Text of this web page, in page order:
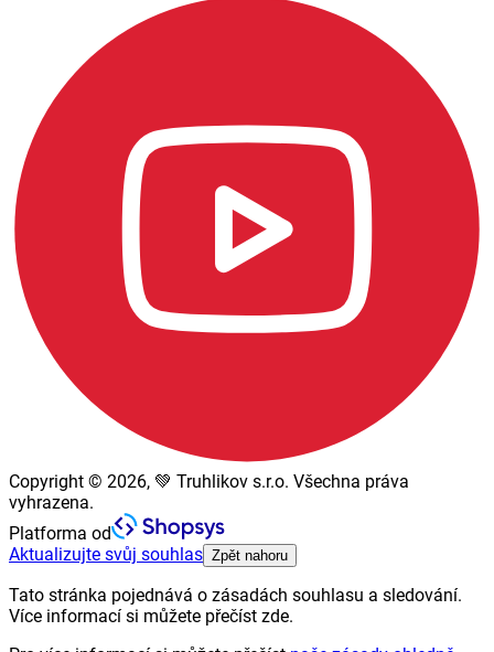
Copyright © 2026, 💚 Truhlikov s.r.o. Všechna práva
vyhrazena.
Platforma od
Aktualizujte svůj souhlas Zpět nahoru
Tato stránka pojednává o zásadách souhlasu a sledování.
Více informací si můžete přečíst zde.